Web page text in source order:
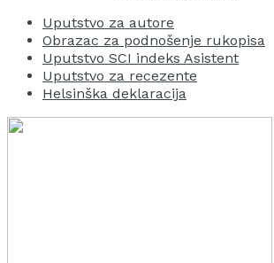
Uputstvo za autore
Obrazac za podnošenje rukopisa
Uputstvo SCI indeks Asistent
Uputstvo za recezente
Helsinška deklaracija